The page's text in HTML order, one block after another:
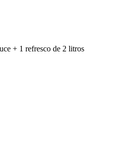
+ 1 refresco de 2 litros